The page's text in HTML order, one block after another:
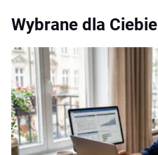
Wybrane dla Ciebie